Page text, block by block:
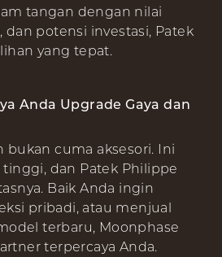
tangan dengan nilai
dan potensi investasi, Patek
yang tepat.
Anda Upgrade Gaya dan
bukan cuma aksesori. Ini
dan Patek Philippe
Baik Anda ingin
pribadi, atau menjual
terbaru, Moonphase
terpercaya Anda.